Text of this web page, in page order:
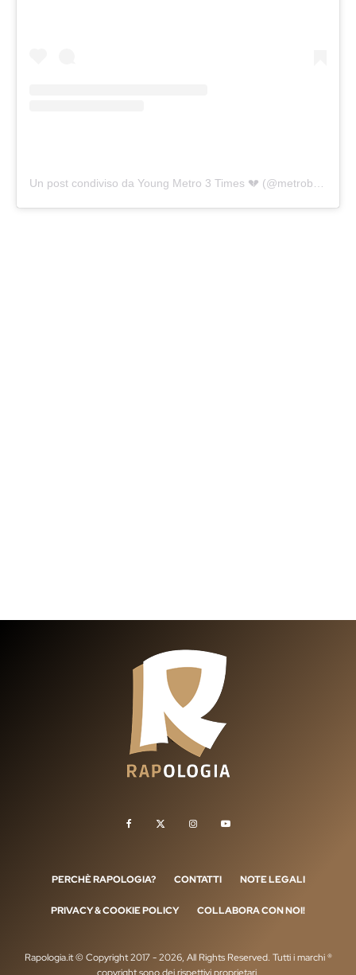
PERCHÈ RAPOLOGIA? CONTATTI NOTE LEGALI
PRIVACY & COOKIE POLICY COLLABORA CON NOI!
Rapologia.it © Copyright 2017 - 2026, All Rights Reserved. Tutti i marchi ®
copyright sono dei rispettivi proprietari.